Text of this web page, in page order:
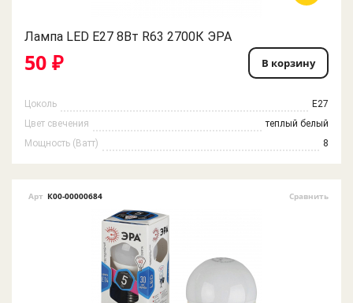
Лампа LED E27 8Вт R63 2700К ЭРА
50 ₽ В корзину
Цоколь
E27
Цвет свечения
теплый белый
Мощность (Ватт)
8
Арт К00-00000684 Сравнить